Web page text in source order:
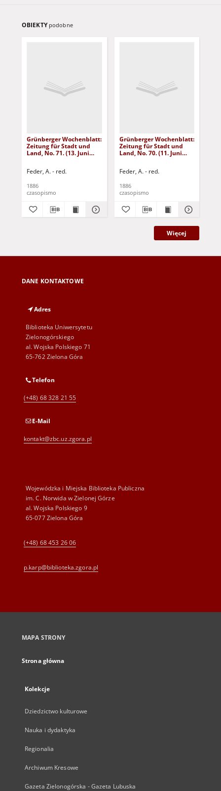
OBIEKTY podobne
Grünberger Wochenblatt:
Zeitung für Stadt und
Land, No. 71. (13. Juni
Feder, A. - red.
1886
czasopismo
Grünberger Wochenblatt:
Zeitung für Stadt und
Land, No. 70. (11. Juni
Feder, A. - red.
1886
czasopismo
Więcej
DANE KONTAKTOWE
Adres
Biblioteka Uniwersytetu
Zielonogórskiego
al. Wojska Polskiego 71
65-762 Zielona Góra
Telefon
(+48) 68 328 21 55
E-Mail
kontakt@zbc.uz.zgora.pl
Wojewódzka i Miejska Biblioteka Publiczna
im. C. Norwida w Zielonej Górze
al. Wojska Polskiego 9
65-077 Zielona Góra
(+48) 68 453 26 06
p.karp@biblioteka.zgora.pl
MAPA STRONY
Strona główna
Kolekcje
Dziedzictwo kulturowe
Nauka i dydaktyka
Regionalia
Archiwum Kresowe
Gazeta Zielonogórska - Gazeta Lubuska